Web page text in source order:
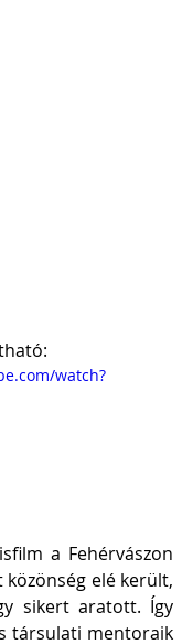
watch?
a Fehérvászon
közönség elé került,
sikert aratott. Így
társulati mentoraik